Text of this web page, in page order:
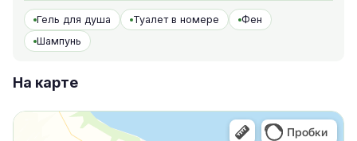
Гель для душа Туалет в номере
Фен
Шампунь
На карте